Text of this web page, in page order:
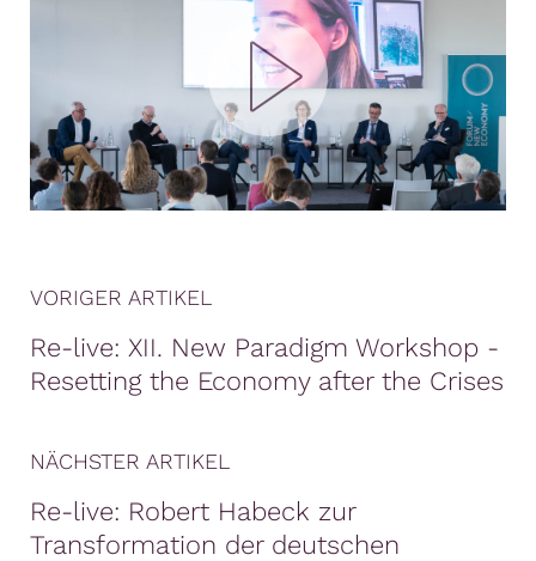
VORIGER ARTIKEL
Re-live: XII. New Paradigm Workshop -
Resetting the Economy after the Crises
NÄCHSTER ARTIKEL
Re-live: Robert Habeck zur
Transformation der deutschen